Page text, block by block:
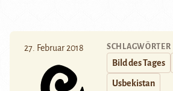
27. Februar 2018 SCHLAGWÖRTER
Bild des Tages
Usbekistan